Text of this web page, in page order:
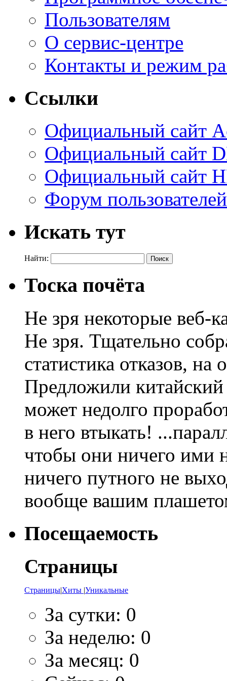
Пользователям
О сервис-центре
Контакты и режим
Ссылки
Официальный сайт
Официальный сайт
Официальный сайт
Форум
Искать тут
Найти:
Тоска почёта
Не зря некоторые веб-
Не зря. Тщательно
статистика отказов, на
Предложили китайский
может недолго
в него втыкать!
чтобы они ничего ими
ничего путного не
вообще вашим
Посещаемость
Страницы
Страницы|Хиты |Уникальные
За сутки: 0
За неделю: 0
За месяц: 0